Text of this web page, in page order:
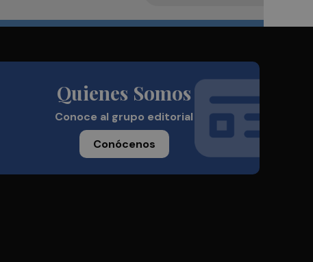
Quienes Somos
Conoce al grupo editorial
Conócenos